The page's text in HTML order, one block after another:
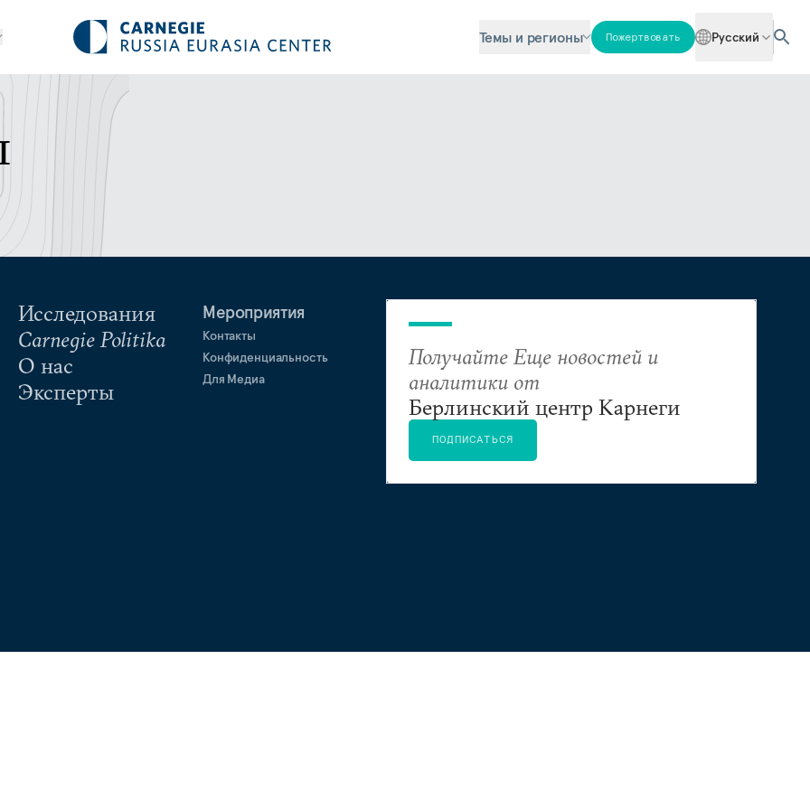
Темы и регионы Пожертвовать Русский
Исследования
Carnegie Politika
О нас
Эксперты
Мероприятия
Контакты
Конфиденциальность
Для Медиа
Получайте Еще новостей и
аналитики от
Берлинский центр Карнеги
ПОДПИСАТЬСЯ